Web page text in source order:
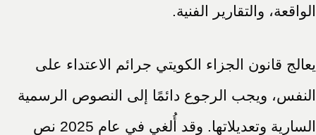
الواقعة، والتقارير الفنية.
يعالج قانون الجزاء الكويتي جرائم الاعتداء على
النفس، ويجب الرجوع دائمًا إلى النصوص الرسمية
السارية وتعديلاتها. وقد أُلغي في عام 2025 نص